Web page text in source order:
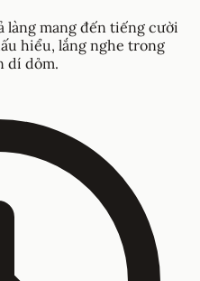
mang đến tiếng cười
hiểu, lắng nghe trong
dí dỏm.